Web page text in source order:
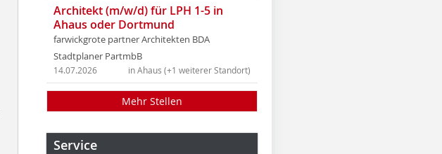
Architekt (m/w/d) für LPH 1-5 in
Ahaus oder Dortmund
farwickgrote partner Architekten BDA
Stadtplaner PartmbB
in Ahaus (+1 weiterer Standort)
14.07.2026
Mehr Stellen
Service